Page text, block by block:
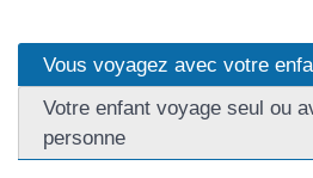
Vous voyagez avec votre
Votre enfant voyage seul ou
personne